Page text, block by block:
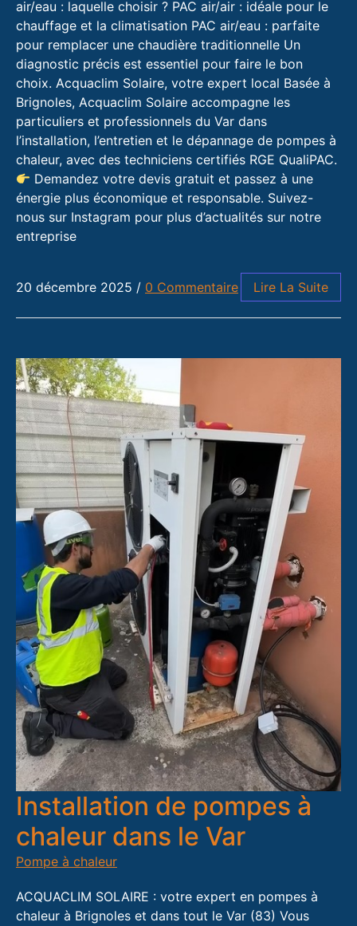
air/eau : laquelle choisir ? PAC air/air : idéale pour le
chauffage et la climatisation PAC air/eau : parfaite
pour remplacer une chaudière traditionnelle Un
diagnostic précis est essentiel pour faire le bon
choix. Acquaclim Solaire, votre expert local Basée à
Brignoles, Acquaclim Solaire accompagne les
particuliers et professionnels du Var dans
l’installation, l’entretien et le dépannage de pompes à
chaleur, avec des techniciens certifiés RGE QualiPAC.
Demandez votre devis gratuit et passez à une
énergie plus économique et responsable. Suivez-
nous sur Instagram pour plus d’actualités sur notre
entreprise
20 décembre 2025 / 0 Commentaire Lire La Suite
Installation de pompes à
chaleur dans le Var
Pompe à chaleur
ACQUACLIM SOLAIRE : votre expert en pompes à
chaleur à Brignoles et dans tout le Var (83) Vous